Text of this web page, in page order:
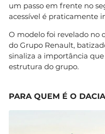
um passo em frente no
acessível é praticamente
O modelo foi revelado no
do Grupo Renault,
sinaliza a importância
estrutura do grupo.
PARA QUEM É O